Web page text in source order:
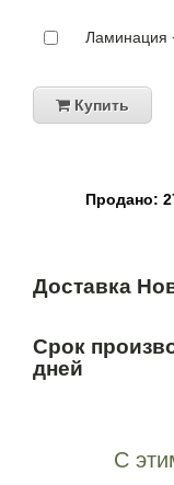
Ламинация
Купить
Продано:
Доставка
Срок
дней
С